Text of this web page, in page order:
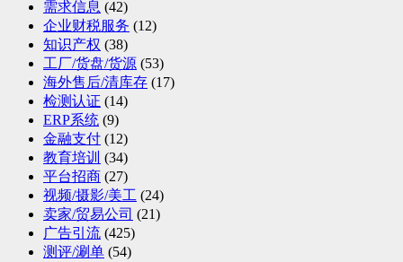
需求信息 (42)
企业财税服务 (12)
知识产权 (38)
工厂/货盘/货源 (53)
海外售后/清库存 (17)
检测认证 (14)
ERP系统 (9)
金融支付 (12)
教育培训 (34)
平台招商 (27)
视频/摄影/美工 (24)
卖家/贸易公司 (21)
广告引流 (425)
测评/涮单 (54)